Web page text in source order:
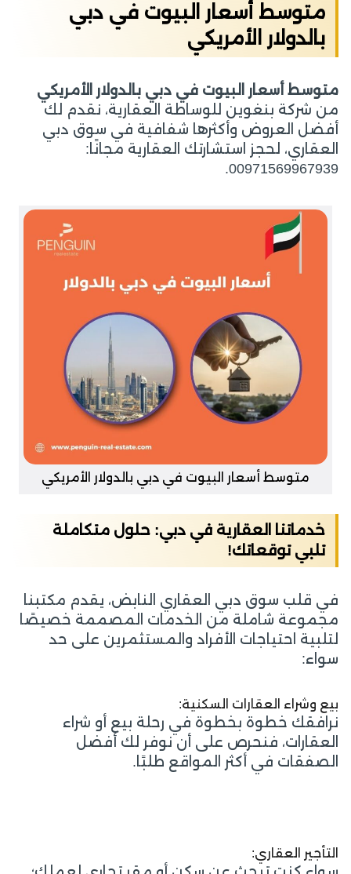
متوسط أسعار البيوت في دبي
بالدولار الأمريكي
متوسط أسعار البيوت في دبي بالدولار الأمريكي
من شركة بنغوين للوساطة العقارية، نقدم لك
أفضل العروض وأكثرها شفافية في سوق دبي
العقاري، لحجز استشارتك العقارية مجانًا:
00971569967939.
متوسط أسعار البيوت في دبي بالدولار الأمريكي
خدماتنا العقارية في دبي: حلول متكاملة
تلبي توقعاتك!
في قلب سوق دبي العقاري النابض، يقدم مكتبنا
مجموعة شاملة من الخدمات المصممة خصيصًا
لتلبية احتياجات الأفراد والمستثمرين على حد
سواء:
بيع وشراء العقارات السكنية:
نرافقك خطوة بخطوة في رحلة بيع أو شراء
العقارات، فنحرص على أن نوفر لك أفضل
الصفقات في أكثر المواقع طلبًا.
التأجير العقاري: